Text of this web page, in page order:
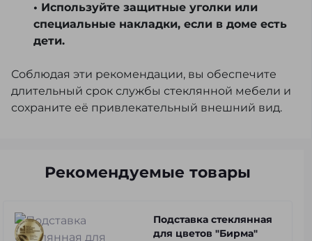
• Используйте защитные уголки или
специальные накладки, если в доме есть
дети.
Соблюдая эти рекомендации, вы обеспечите
длительный срок службы стеклянной мебели и
сохраните её привлекательный внешний вид.
Рекомендуемые товары
Подставка стеклянная
для цветов "Бирма"